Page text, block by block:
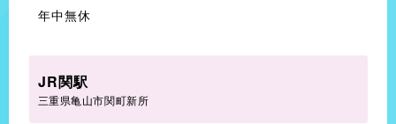
年中無休
JR関駅
三重県亀山市関町新所